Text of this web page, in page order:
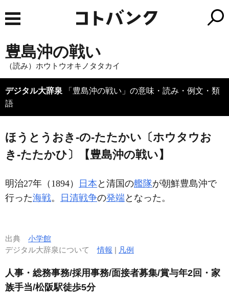
豊島沖の戦い
（読み）ホウトウオキノタタカイ
デジタル大辞泉 「豊島沖の戦い」の意味・読み・例文・類
語
ほうとうおき‐の‐たたかい〔ホウタウお
き‐たたかひ〕【豊島沖の戦い】
明治27年（1894） 日本 と清国の艦隊が朝鮮豊島沖で
行った海戦。 日清戦争の発端となった。
出典 小学館
デジタル大辞泉について情報 | 凡例
人事・総務事務/採用事務/面接者募集/賞与年2回・家
族手当/松阪駅徒歩5分